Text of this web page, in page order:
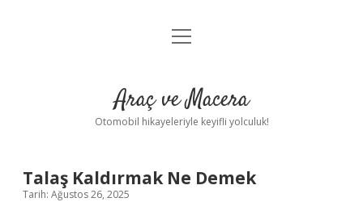
Anasayfa
Yasal Uyarı
menüyü
Araç ve Macera
Otomobil hikayeleriyle keyifli yolculuk!
Talaş Kaldırmak Ne Demek
Tarih: Ağustos 26, 2025